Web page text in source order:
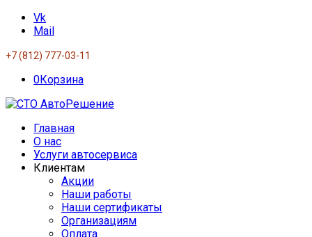
Vk
Mail
+7 (812) 777-03-11
0Корзина
Главная
О нас
Услуги автосервиса
Клиентам
Акции
Наши работы
Наши сертификаты
Организациям
Оплата